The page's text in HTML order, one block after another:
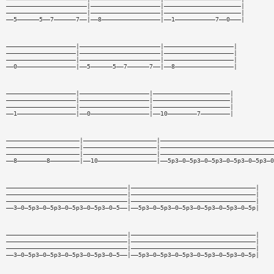
——————————————————————|———————————————————|—————————————————————|
——————————————————————|———————————————————|—————————————————————|
——5——————5——7——————7——|——8————————————————|——1———————————7——0———|
———————————————————|——————————————————————|———————————————————|
———————————————————|——————————————————————|———————————————————|
———————————————————|——————————————————————|———————————————————|
——0————————————————|——5——————5——7——————7——|——8————————————————|
———————————————————|———————————————————|—————————————————————|
———————————————————|———————————————————|—————————————————————|
———————————————————|———————————————————|—————————————————————|
——1————————————————|——0————————————————|——10————————7————————|
—————————————————————————————————|——————————————————————————————————|
—————————————————————————————————|——————————————————————————————————|
—————————————————————————————————|——————————————————————————————————|
——3—0—5p3—0—5p3—0—5p3—0—5p3—0—5——|——5p3—0—5p3—0—5p3—0—5p3—0—5p3—0—5p|
—————————————————————————————————|——————————————————————————————————|
—————————————————————————————————|——————————————————————————————————|
—————————————————————————————————|——————————————————————————————————|
——3—0—5p3—0—5p3—0—5p3—0—5p3—0—5——|——5p3—0—5p3—0—5p3—0—5p3—0—5p3—0—5p|